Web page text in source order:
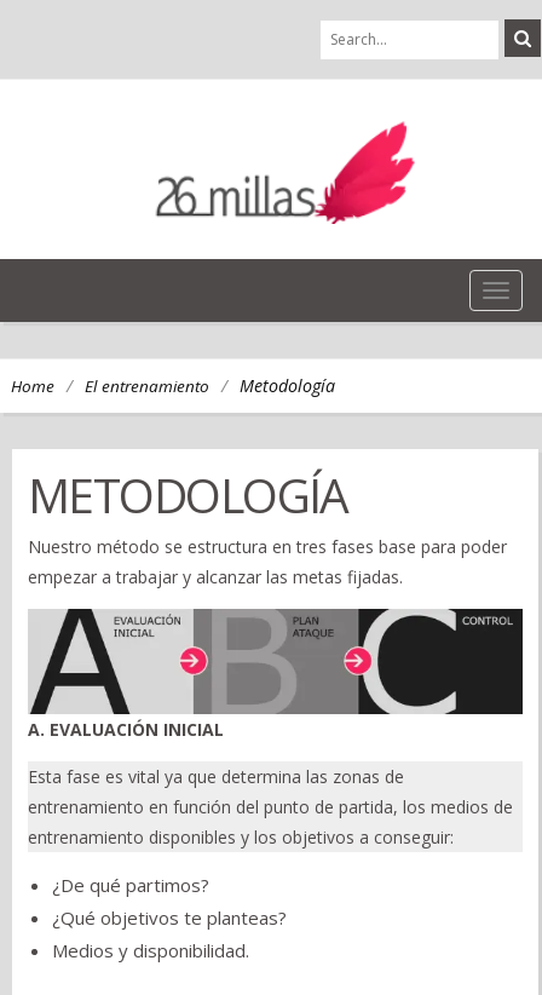
Home / El entrenamiento / Metodología
METODOLOGÍA
Nuestro método se estructura en tres fases base para poder
empezar a trabajar y alcanzar las metas fijadas.
A. EVALUACIÓN INICIAL
Esta fase es vital ya que determina las zonas de
entrenamiento en función del punto de partida, los medios de
entrenamiento disponibles y los objetivos a conseguir:
¿De qué partimos?
¿Qué objetivos te planteas?
Medios y disponibilidad.